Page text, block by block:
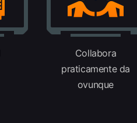
Collabora
praticamente da
ovunque